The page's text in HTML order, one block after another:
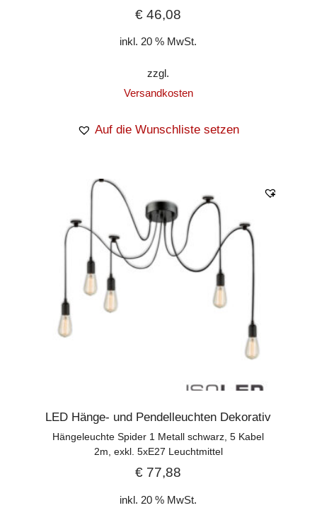
€ 46,08
inkl. 20 % MwSt.
zzgl.
Versandkosten
Auf die Wunschliste setzen
LED Hänge- und Pendelleuchten Dekorativ
Hängeleuchte Spider 1 Metall schwarz, 5 Kabel
2m, exkl. 5xE27 Leuchtmittel
€ 77,88
inkl. 20 % MwSt.